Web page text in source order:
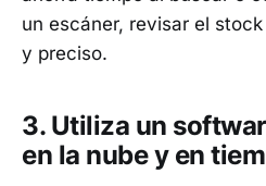
un escáner, revisar el
y preciso.
3. Utiliza un
en la nube y en